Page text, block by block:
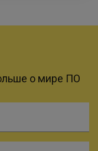
о мире ПО